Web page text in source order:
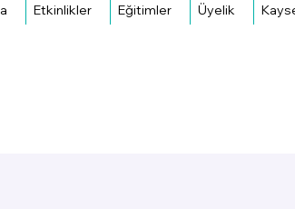
Etkinlikler Eğitimler Üyelik